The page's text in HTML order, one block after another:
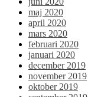
maj 2020
april 2020
mars 2020
februari 2020
januari 2020
december 2019
november 2019
oktober 2019